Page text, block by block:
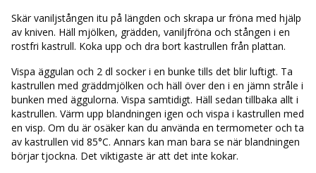
Skär vaniljstången itu på längden och skrapa ur fröna med hjälp
av kniven. Häll mjölken, grädden, vaniljfröna och stången i en
rostfri kastrull. Koka upp och dra bort kastrullen från plattan.
Vispa äggulan och 2 dl socker i en bunke tills det blir luftigt. Ta
kastrullen med gräddmjölken och häll över den i en jämn stråle i
bunken med äggulorna. Vispa samtidigt. Häll sedan tillbaka allt i
kastrullen. Värm upp blandningen igen och vispa i kastrullen med
en visp. Om du är osäker kan du använda en termometer och ta
av kastrullen vid 85°C. Annars kan man bara se när blandningen
börjar tjockna. Det viktigaste är att det inte kokar.